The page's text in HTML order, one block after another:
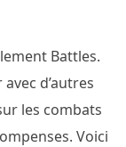
Battles.
d’autres
les combats
Voici